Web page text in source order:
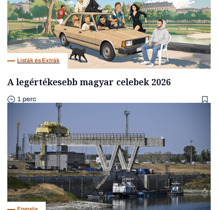
Listák és Extrák
A legértékesebb magyar celebek 2026
1 perc